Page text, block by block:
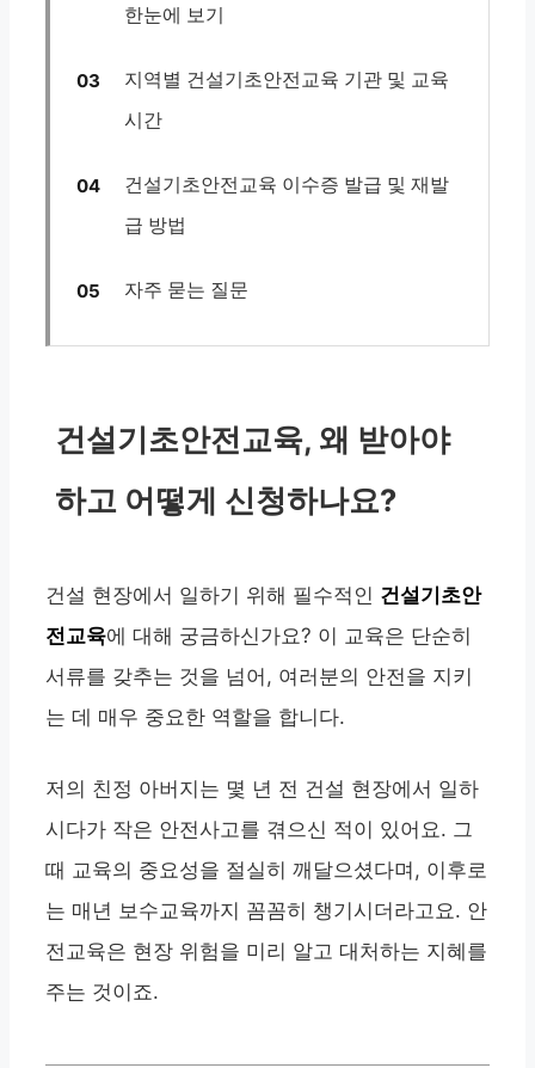
한눈에 보기
지역별 건설기초안전교육 기관 및 교육
시간
건설기초안전교육 이수증 발급 및 재발
급 방법
자주 묻는 질문
건설기초안전교육, 왜 받아야
하고 어떻게 신청하나요?
건설 현장에서 일하기 위해 필수적인 건설기초안
전교육에 대해 궁금하신가요? 이 교육은 단순히
서류를 갖추는 것을 넘어, 여러분의 안전을 지키
는 데 매우 중요한 역할을 합니다.
저의 친정 아버지는 몇 년 전 건설 현장에서 일하
시다가 작은 안전사고를 겪으신 적이 있어요. 그
때 교육의 중요성을 절실히 깨달으셨다며, 이후로
는 매년 보수교육까지 꼼꼼히 챙기시더라고요. 안
전교육은 현장 위험을 미리 알고 대처하는 지혜를
주는 것이죠.